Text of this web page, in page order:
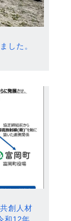
した。
創人材
和12年